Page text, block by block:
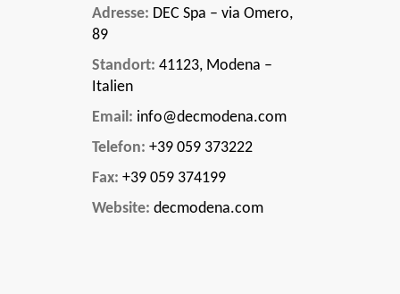
Adresse: DEC Spa – via Omero,
89
Standort: 41123, Modena –
Italien
Email: info@decmodena.com
Telefon: +39 059 373222
Fax: +39 059 374199
Website: decmodena.com